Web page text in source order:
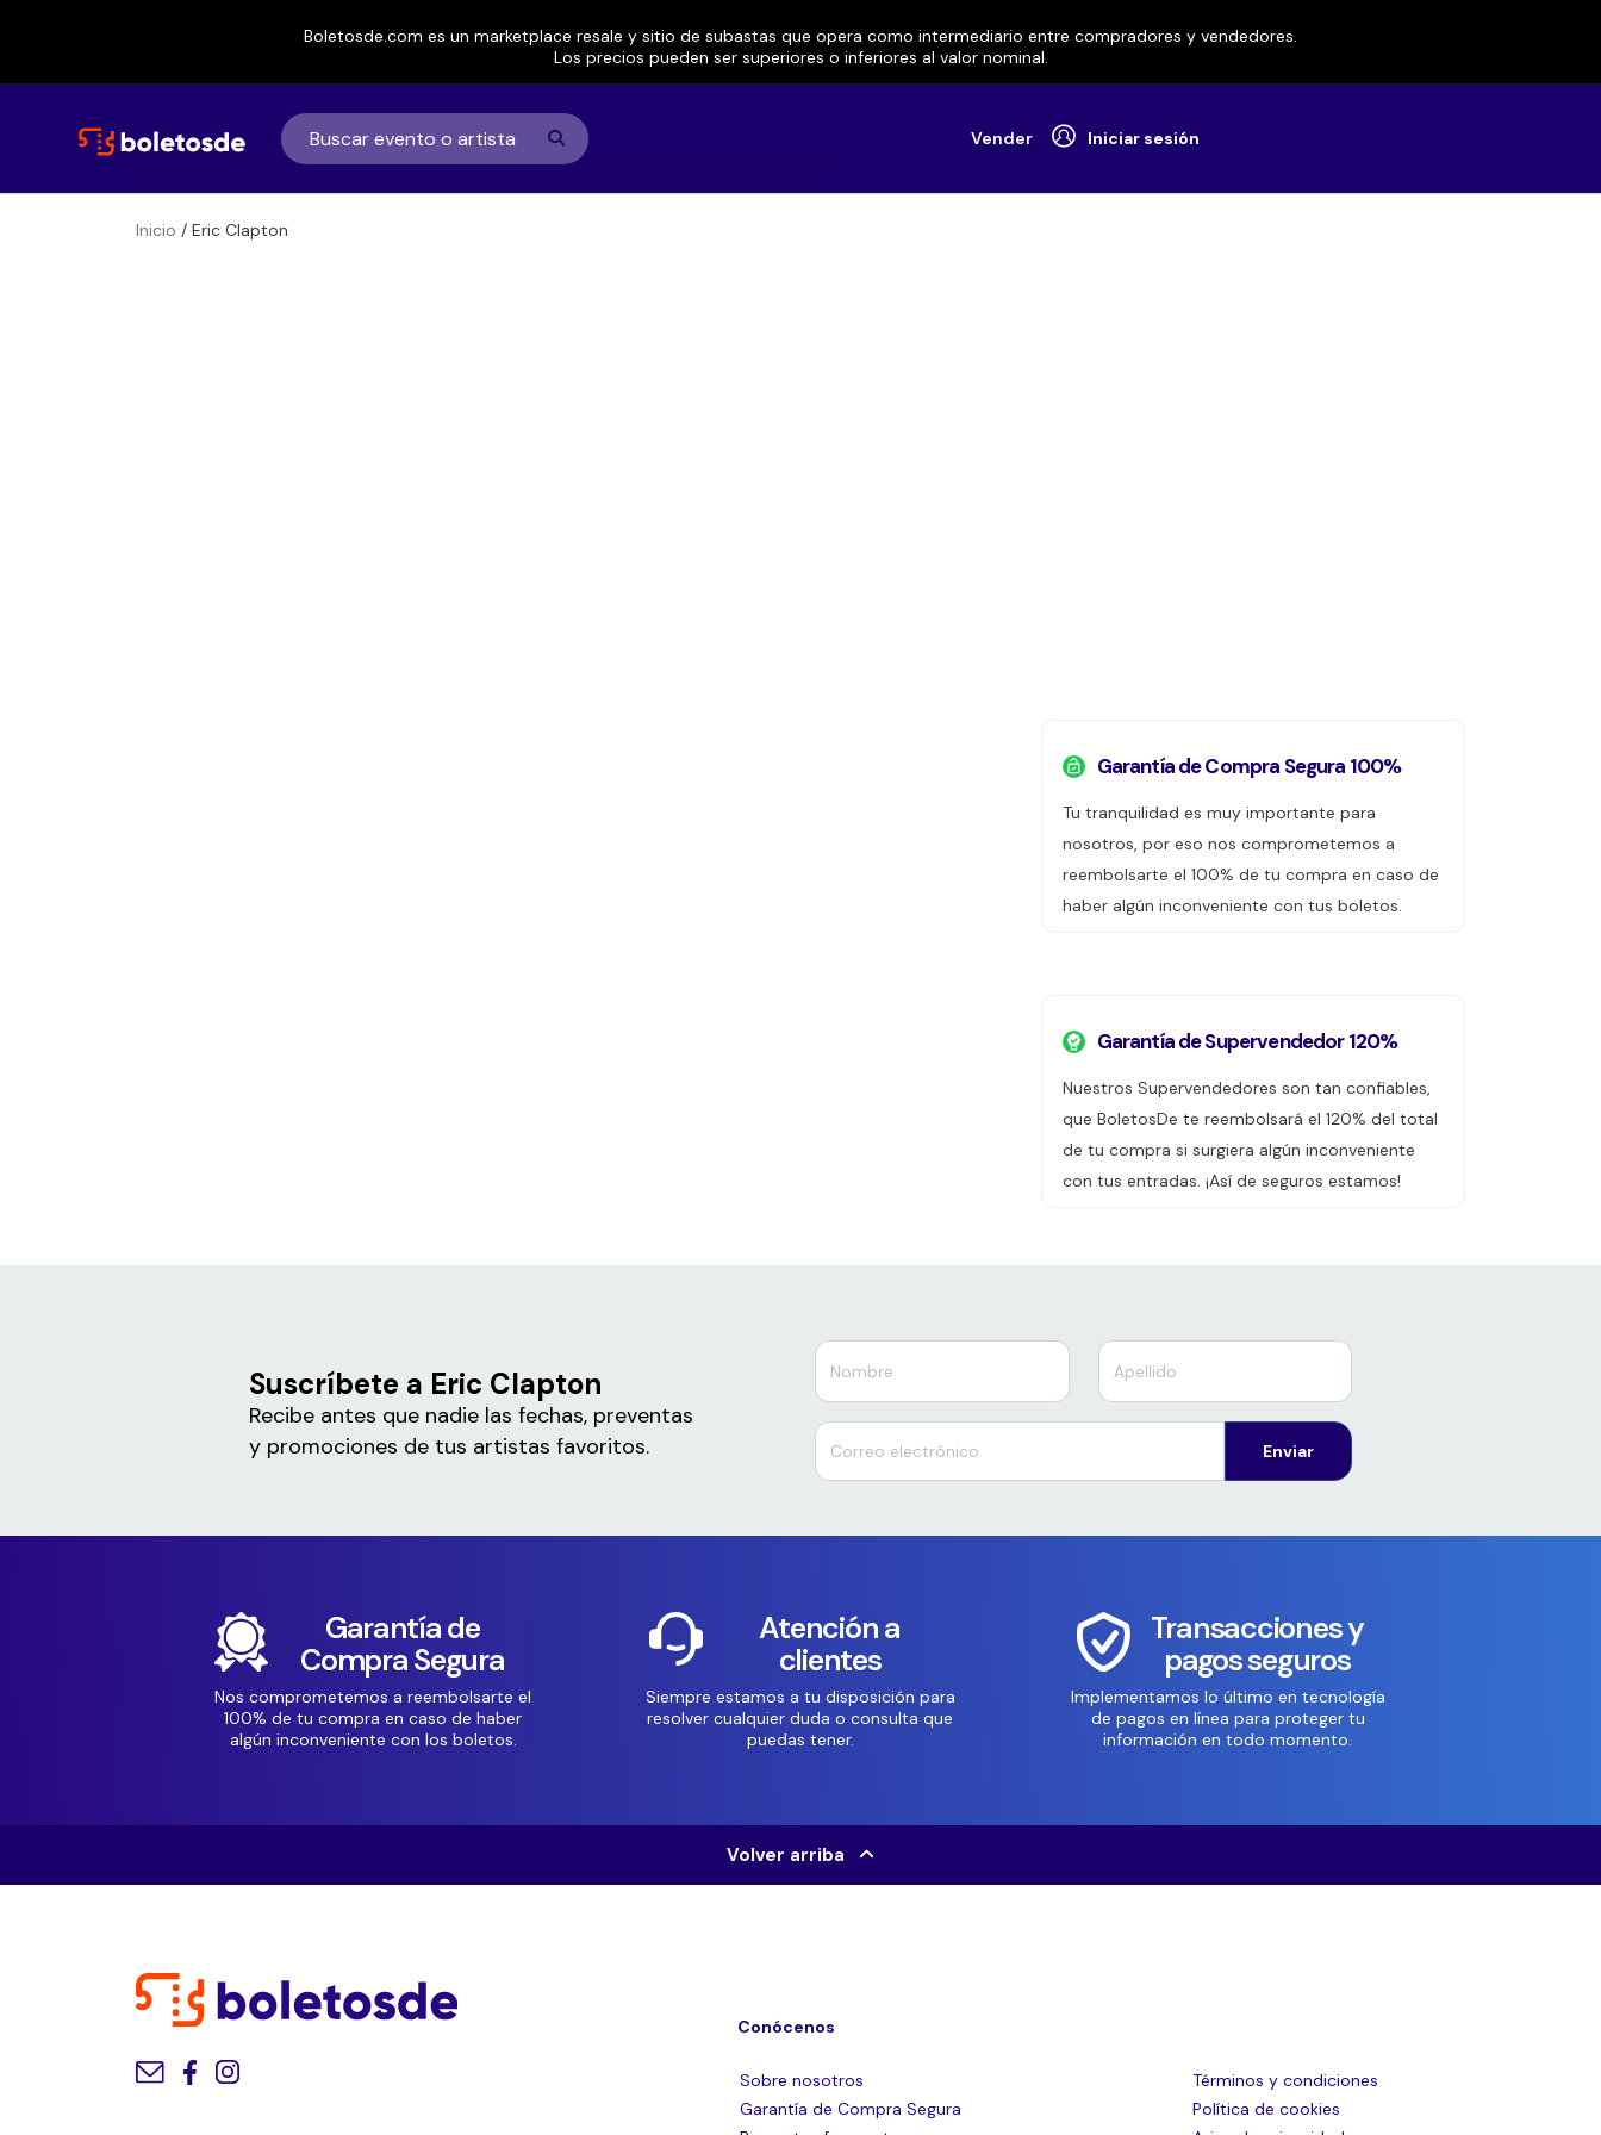
Boletosde.com es un marketplace resale y sitio de subastas que opera como intermediario entre compradores y vendedores.
Los precios pueden ser superiores o inferiores al valor nominal.
Vender Iniciar sesión
Inicio / Eric Clapton
Garantía de Compra Segura 100%
Tu tranquilidad es muy importante para
nosotros, por eso nos comprometemos a
reembolsarte el 100% de tu compra en caso de
haber algún inconveniente con tus boletos.
Garantía de Supervendedor 120%
Nuestros Supervendedores son tan confiables,
que BoletosDe te reembolsará el 120% del total
de tu compra si surgiera algún inconveniente
con tus entradas. ¡Así de seguros estamos!
Suscríbete a Eric Clapton
Recibe antes que nadie las fechas, preventas
y promociones de tus artistas favoritos.
Enviar
Garantía de
Compra Segura
Nos comprometemos a reembolsarte el
100% de tu compra en caso de haber
algún inconveniente con los boletos.
Atención a
clientes
Siempre estamos a tu disposición para
resolver cualquier duda o consulta que
puedas tener.
Transacciones y
pagos seguros
Implementamos lo último en tecnología
de pagos en línea para proteger tu
información en todo momento.
Volver arriba
Conócenos
Sobre nosotros
Garantía de Compra Segura
Términos y condiciones
Política de cookies